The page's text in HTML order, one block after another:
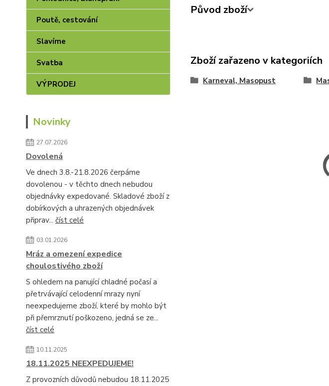
Poutě, cestování
Slavíme
Svatba
VÝPRODEJ
Novinky
27.07.2026
Dovolená
Ve dnech 3.8.-21.8.2026 čerpáme
dovolenou - v těchto dnech nebudou
objednávky expedované. Skladové zboží z
dobírkových a uhrazených objednávek
připrav... číst celé
03.01.2026
Mráz a omezení expedice
choulostivého zboží
S ohledem na panující chladné počasí a
přetrvávající celodenní mrazy nyní
neexpedujeme zboží, které by mohlo být
při přemrznutí poškozeno, jedná se ze...
číst celé
10.11.2025
18.11.2025 NEEXPEDUJEME!
Z provozních důvodů nebudou 18.11.2025
Původ zboží
Zboží zařazeno v kategoriích
Karneval, Masopust